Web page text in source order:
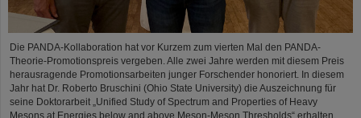
Die PANDA-Kollaboration hat vor Kurzem zum vierten Mal den PANDA-
Theorie-Promotionspreis vergeben. Alle zwei Jahre werden mit diesem Preis
herausragende Promotionsarbeiten junger Forschender honoriert. In diesem
Jahr hat Dr. Roberto Bruschini (Ohio State University) die Auszeichnung für
seine Doktorarbeit „Unified Study of Spectrum and Properties of Heavy